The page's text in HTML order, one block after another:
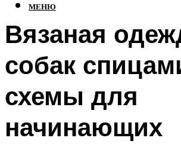
МЕНЮ
Вязаная
собак
схемы для
начинающих